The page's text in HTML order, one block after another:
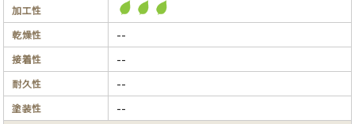
加工性
乾燥性
--
接着性 --
耐久性 --
塗装性
--